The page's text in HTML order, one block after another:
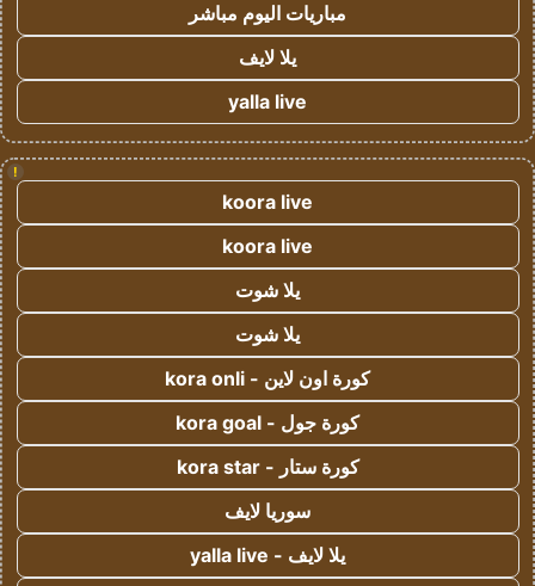
مباريات اليوم مباشر
يلا لايف
yalla live
!
koora live
koora live
يلا شوت
يلا شوت
كورة اون لاين - kora onli
كورة جول - kora goal
كورة ستار - kora star
سوريا لايف
يلا لايف - yalla live